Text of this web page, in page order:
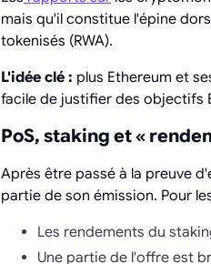
mais qu'il constitue l'épine
tokenisés (RWA).
L'idée clé : plus Ethereum et
facile de justifier des objectifs
PoS, staking et «
Après être passé à la preuve
partie de son émission. Pour
Les rendements du
Une partie de l'offre est